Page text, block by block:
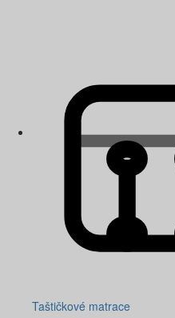
Taštičkové matrace